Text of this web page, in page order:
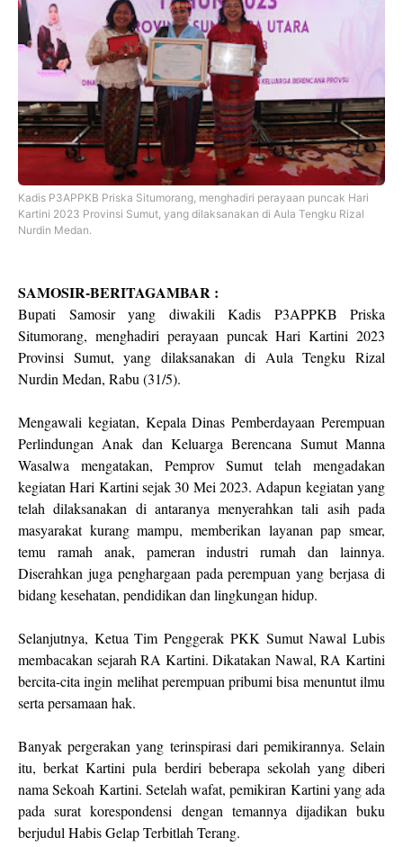
Kadis P3APPKB Priska Situmorang, menghadiri perayaan puncak Hari
Kartini 2023 Provinsi Sumut, yang dilaksanakan di Aula Tengku Rizal
Nurdin Medan.
SAMOSIR-BERITAGAMBAR :
Bupati Samosir yang diwakili Kadis P3APPKB Priska
Situmorang, menghadiri perayaan puncak Hari Kartini 2023
Provinsi Sumut, yang dilaksanakan di Aula Tengku Rizal
Nurdin Medan, Rabu (31/5).
Mengawali kegiatan, Kepala Dinas Pemberdayaan Perempuan
Perlindungan Anak dan Keluarga Berencana Sumut Manna
Wasalwa mengatakan, Pemprov Sumut telah mengadakan
kegiatan Hari Kartini sejak 30 Mei 2023. Adapun kegiatan yang
telah dilaksanakan di antaranya menyerahkan tali asih pada
masyarakat kurang mampu, memberikan layanan pap smear,
temu ramah anak, pameran industri rumah dan lainnya.
Diserahkan juga penghargaan pada perempuan yang berjasa di
bidang kesehatan, pendidikan dan lingkungan hidup.
Selanjutnya, Ketua Tim Penggerak PKK Sumut Nawal Lubis
membacakan sejarah RA Kartini. Dikatakan Nawal, RA Kartini
bercita-cita ingin melihat perempuan pribumi bisa menuntut ilmu
serta persamaan hak.
Banyak pergerakan yang terinspirasi dari pemikirannya. Selain
itu, berkat Kartini pula berdiri beberapa sekolah yang diberi
nama Sekoah Kartini. Setelah wafat, pemikiran Kartini yang ada
pada surat korespondensi dengan temannya dijadikan buku
berjudul Habis Gelap Terbitlah Terang.